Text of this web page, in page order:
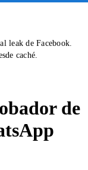
leak de Facebook.
caché.
de